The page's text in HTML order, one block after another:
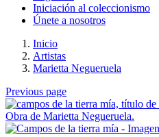
Iniciación al coleccionismo
Únete a nosotros
Inicio
Artistas
Marietta Negueruela
Previous page